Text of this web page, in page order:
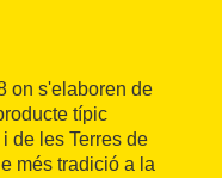
on s'elaboren de
típic
de les Terres de
més tradició a la